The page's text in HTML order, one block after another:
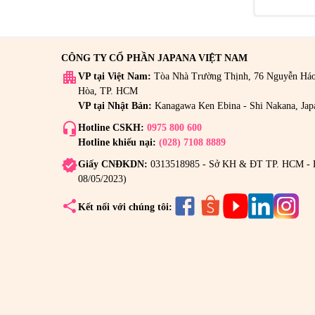
CÔNG TY CỔ PHẦN JAPANA VIỆT NAM
apartment VP tại Việt Nam: Tòa Nhà Trường Thịnh, 76 Nguyễn
Hòa, TP. HCM
VP tại Nhật Bản: Kanagawa Ken Ebina - Shi Nakana,
headset_mic Hotline CSKH: 0975 800 600
Hotline khiếu nại: (028) 7108 8889
verifiedGiấy CNĐKDN: 0313518985 - Sở KH & ĐT TP. HCM -
08/05/2023)
share Kết nối với chúng tôi: